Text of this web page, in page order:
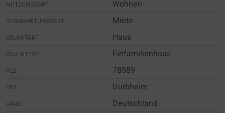
NUTZUNGSART Wohnen
VERMARKTUNGSART Miete
OBJEKTART Haus
OBJEKTTYP Einfamilienhaus
PLZ 78589
ORT Dürbheim
LAND Deutschland